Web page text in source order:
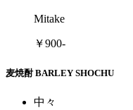
Mitake
￥900-
麦焼酎 BARLEY SHOCHU
中々